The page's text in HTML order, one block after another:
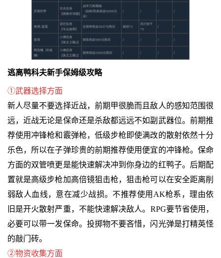
逃离鸭科夫新手保姆级攻略
①武器选择方面
新人尽量不要选择近战，前期甲很脆而且敌人的感知范围很
远，近战无论是保命还是杀敌都远远不如副武器位。前期推
荐使用冲锋枪和霰弹枪，低级步枪即使满改的散射依然十分
乐色，所以在子弹珍贵的前期推荐使用便宜的冲锋枪。保命
方面的双管喷更是能快速解决冲到你身边的红鸭子。后期配
置就是高级步枪加高倍镜狙击枪，狙击枪可以在安全距离削
弱敌人血线，意在减少战损。不推荐使用AK枪系，理由依
旧是开火散射严重，不能快速解决敌人。RPG要节省使用，
必要可以带一发保命。投掷物不要吝惜，闪光弹是打精英怪
的敲门砖。
②物资收集方面